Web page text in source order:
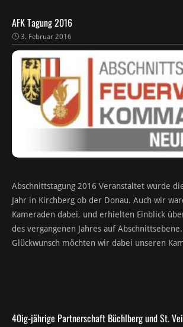
AFK Tagung 2016
3. Februar 2016
Abschnittstagung 2016 Veranstaltet wurde
Jahr in Kirchberg ob der Donau. Auch wir
Kameraden dabei, und erhielten Einblick
des vergangenen Jahres auf
Glückwunsch möchten wir dabei unseren
40ig-jährige Partnerschaft Büchlberg und St.